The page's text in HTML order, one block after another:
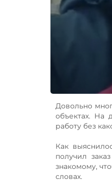
Довольно
объектах. На
работу без
Как
получил
знакомому,
словах.